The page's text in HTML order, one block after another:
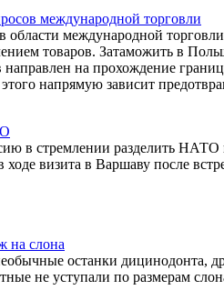
международной торговли
международной торговли
товаров. Затаможить в
на прохождение
напрямую зависит
в стремлении разделить НАТО
ходе визита в Варшаву после
на слона
останки дицинодонта,
не уступали по размерам